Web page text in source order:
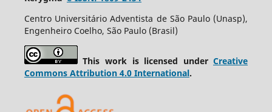
Centro Universitário Adventista de São Paulo (Unasp),
Engenheiro Coelho, São Paulo (Brasil)
This work is licensed underCreative
Commons Attribution 4.0 International.